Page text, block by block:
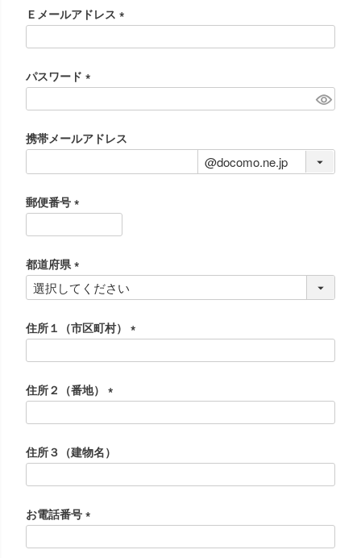
)
Ｅメールアドレス
必
)
パスワード
必
須
)
携帯メールアドレス
郵便番号
必
)
都道府県
(
必
須
)
住所１（市区町村）
必
)
住所２（番地）
必
須
)
住所３（建物名）
お電話番号
必